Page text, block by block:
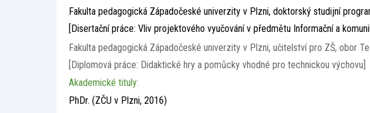
Fakulta pedagogická Západočeské univerzity v Plzni, doktorský studijní
[Disertační práce: Vliv projektového vyučování v předmětu Informační a
Fakulta pedagogická Západočeské univerzity v Plzni, učitelství pro ZŠ, obor
[Diplomová práce: Didaktické hry a pomůcky vhodné pro technickou výchovu]
Akademické tituly:
PhDr. (ZČU v Plzni, 2016)